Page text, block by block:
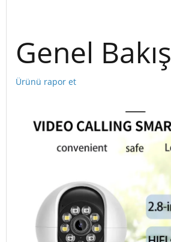
Genel Bakış
Ürünü rapor et